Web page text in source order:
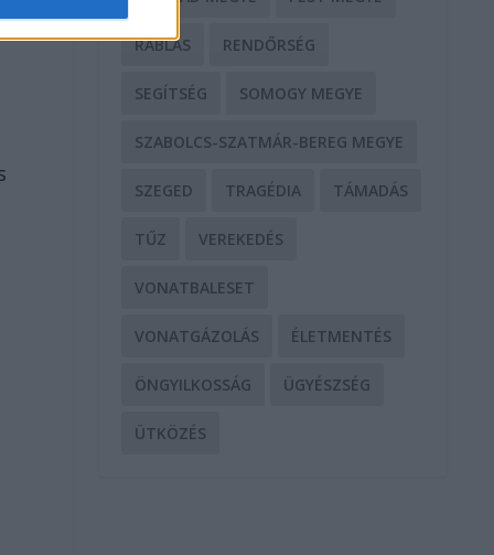
RABLÁS RENDŐRSÉG
SEGÍTSÉG SOMOGY MEGYE
SZABOLCS-SZATMÁR-BEREG MEGYE
SZEGED TRAGÉDIA TÁMADÁS
TŰZ VEREKEDÉS
VONATBALESET
VONATGÁZOLÁS ÉLETMENTÉS
ÖNGYILKOSSÁG ÜGYÉSZSÉG
ÜTKÖZÉS